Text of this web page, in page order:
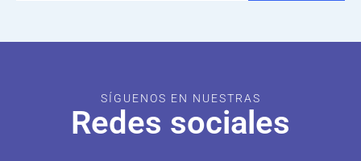
SÍGUENOS EN NUESTRAS
Redes sociales